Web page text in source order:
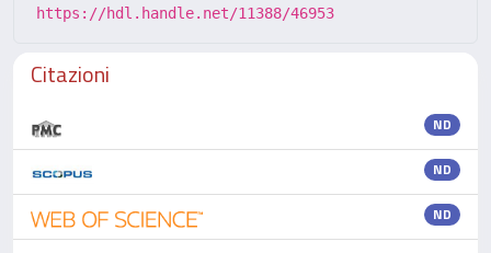
https://hdl.handle.net/11388/46953
Citazioni
ND
ND
ND